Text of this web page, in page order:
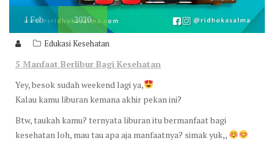
1Feb 2020
Edukasi Kesehatan
5 Manfaat Berlibur Bagi Kesehatan
Yey, besok sudah weekend lagi ya,
Kalau kamu liburan kemana akhir pekan ini?
Btw, taukah kamu? ternyata liburan itu bermanfaat bagi
kesehatan loh, mau tau apa aja manfaatnya? simak yuk,,